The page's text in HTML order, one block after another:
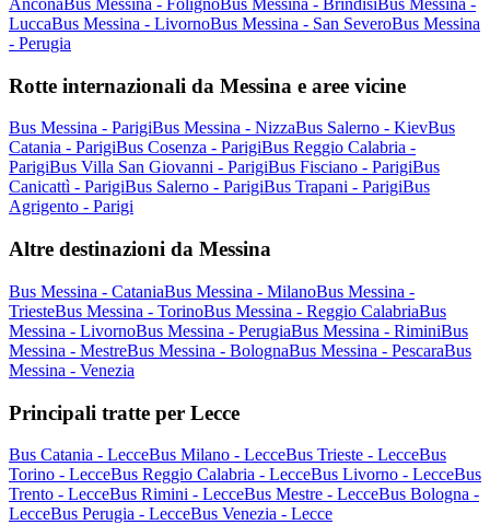
Ancona Bus Messina - FolignoBus Messina - Brindisi Bus Messina -
LuccaBus Messina - LivornoBus Messina - San SeveroBus Messina
- Perugia
Rotte internazionali da Messina e aree vicine
Bus Messina - ParigiBus Messina - NizzaBus Salerno - KievBus
Catania - ParigiBus Cosenza - ParigiBus Reggio Calabria -
ParigiBus Villa San Giovanni - ParigiBus Fisciano - ParigiBus
Canicattì - ParigiBus Salerno - ParigiBus Trapani - ParigiBus
Agrigento - Parigi
Altre destinazioni da Messina
Bus Messina - CataniaBus Messina - MilanoBus Messina -
TriesteBus Messina - TorinoBus Messina - Reggio CalabriaBus
Messina - LivornoBus Messina - PerugiaBus Messina - RiminiBus
Messina - MestreBus Messina - BolognaBus Messina - PescaraBus
Messina - Venezia
Principali tratte per Lecce
Bus Catania - LecceBus Milano - LecceBus Trieste - LecceBus
Torino - LecceBus Reggio Calabria - LecceBus Livorno - LecceBus
Trento - LecceBus Rimini - LecceBus Mestre - LecceBus Bologna -
LecceBus Perugia - LecceBus Venezia - Lecce